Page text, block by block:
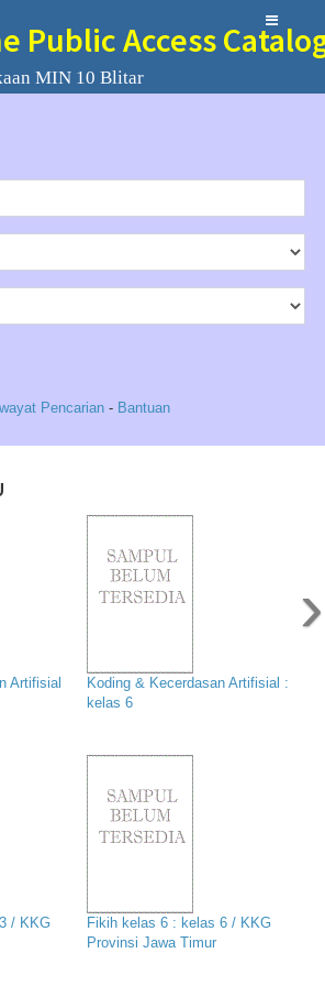
Public Access
MIN 10 Blitar
Pencarian - Bantuan
Artifisial
Koding & Kecerdasan Artifisial :
kelas 6
/ KKG
Fikih kelas 6 : kelas 6 / KKG
Provinsi Jawa Timur
›